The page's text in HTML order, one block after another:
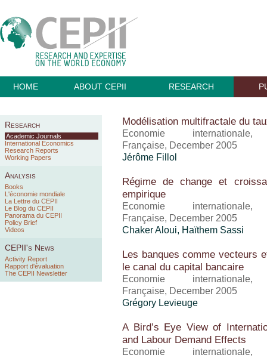
HOME ABOUT CEPII RESEARCH
Research
Academic Journals
International Economics
Research Reports
Working Papers
Analysis
Books
L'économie mondiale
La Lettre du CEPII
Le Blog du CEPII
Panorama du CEPII
Policy Brief
Videos
CEPII's News
Activity Report
Rapport d'évaluation
The CEPII Newsletter
Modélisation multifractale du
Economie
Française, December 2005
Jérôme Fillol
Régime de change et
empirique
Economie
Française, December 2005
Chaker Aloui, Haïthem Sassi
Les banques comme vecteurs
le canal du capital bancaire
Economie
Française, December 2005
Grégory Levieuge
A Bird’s Eye View of
and Labour Demand Effects
Economie